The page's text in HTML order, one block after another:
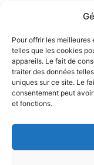
Pour offrir les
telles que les cookies
appareils. Le fait de
traiter des données
uniques sur ce site. Le
consentement peut
et fonctions.
22
Ajouter
Télécharger
Cours de Qi
zenalchemia.com.